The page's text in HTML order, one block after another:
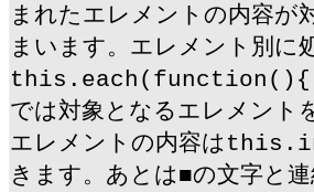
まれたエレメントの内容が
まいます。エレメント別に
this.each(function(){
では対象となるエレメン
エレメントの内容は
きます。あとは■の文字と